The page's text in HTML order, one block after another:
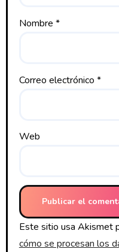
Nombre *
Correo electrónico *
Web
Este sitio usa Akismet
cómo se procesan los